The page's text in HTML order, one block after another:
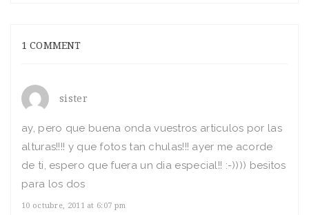
1 COMMENT
sister
ay, pero que buena onda vuestros articulos por las
alturas!!!! y que fotos tan chulas!!! ayer me acorde
de ti, espero que fuera un dia especial!! :-)))) besitos
para los dos
10 octubre, 2011 at 6:07 pm